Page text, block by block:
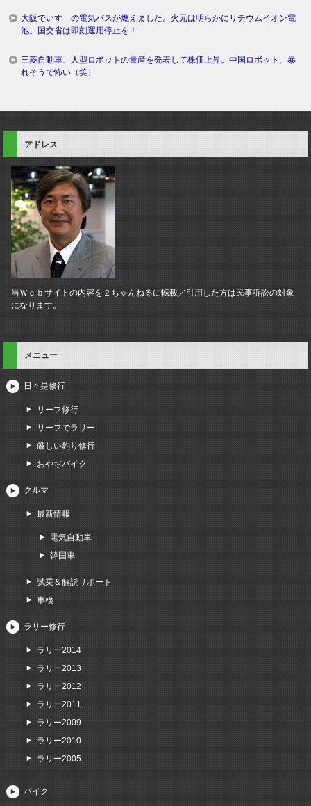
大阪でいすゞの電気バスが燃えました。火元は明らかにリチウムイオン電
池。国交省は即刻運用停止を！
三菱自動車、人型ロボットの量産を発表して株価上昇。中国ロボット、暴
れそうで怖い（笑）
アドレス
当Ｗｅｂサイトの内容を２ちゃんねるに転載／引用した方は民事訴訟の対象
になります。
メニュー
日々是修行
リーフ修行
リーフでラリー
厳しい釣り修行
おやぢバイク
クルマ
最新情報
電気自動車
韓国車
試乗＆解説リポート
車検
ラリー修行
ラリー2014
ラリー2013
ラリー2012
ラリー2011
ラリー2009
ラリー2010
ラリー2005
バイク